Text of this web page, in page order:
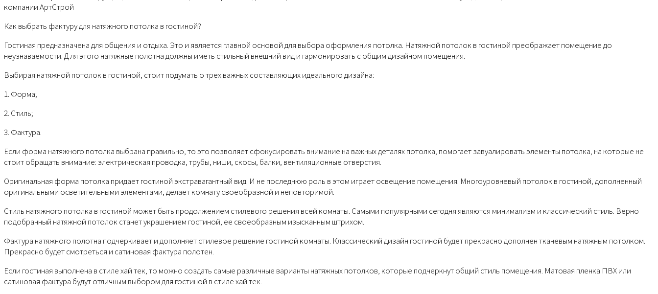
компании АртСтрой
Как выбрать фактуру для натяжного потолка в гостиной?
Гостиная предназначена для общения и отдыха. Это и является главной основой для выбора оформления потолка. Натяжной потолок в гостиной преображает помещение до
неузнаваемости. Для этого натяжные полотна должны иметь стильный внешний вид и гармонировать с общим дизайном помещения.
Выбирая натяжной потолок в гостиной, стоит подумать о трех важных составляющих идеального дизайна:
1. Форма;
2. Стиль;
3. Фактура.
Если форма натяжного потолка выбрана правильно, то это позволяет сфокусировать внимание на важных деталях потолка, помогает завуалировать элементы потолка, на которые не
стоит обращать внимание: электрическая проводка, трубы, ниши, скосы, балки, вентиляционные отверстия.
Оригинальная форма потолка придает гостиной экстравагантный вид. И не последнюю роль в этом играет освещение помещения. Многоуровневый потолок в гостиной, дополненный
оригинальными осветительными элементами, делает комнату своеобразной и неповторимой.
Стиль натяжного потолка в гостиной может быть продолжением стилевого решения всей комнаты. Самыми популярными сегодня являются минимализм и классический стиль. Верно
подобранный натяжной потолок станет украшением гостиной, ее своеобразным изысканным штрихом.
Фактура натяжного полотна подчеркивает и дополняет стилевое решение гостиной комнаты. Классический дизайн гостиной будет прекрасно дополнен тканевым натяжным потолком.
Прекрасно будет смотреться и сатиновая фактура полотен.
Если гостиная выполнена в стиле хай тек, то можно создать самые различные варианты натяжных потолков, которые подчеркнут общий стиль помещения. Матовая пленка ПВХ или
сатиновая фактура будут отличным выбором для гостиной в стиле хай тек.